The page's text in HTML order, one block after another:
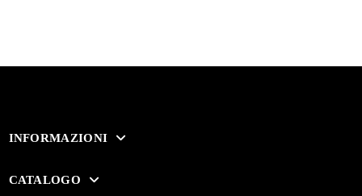
INFORMAZIONI
CATALOGO